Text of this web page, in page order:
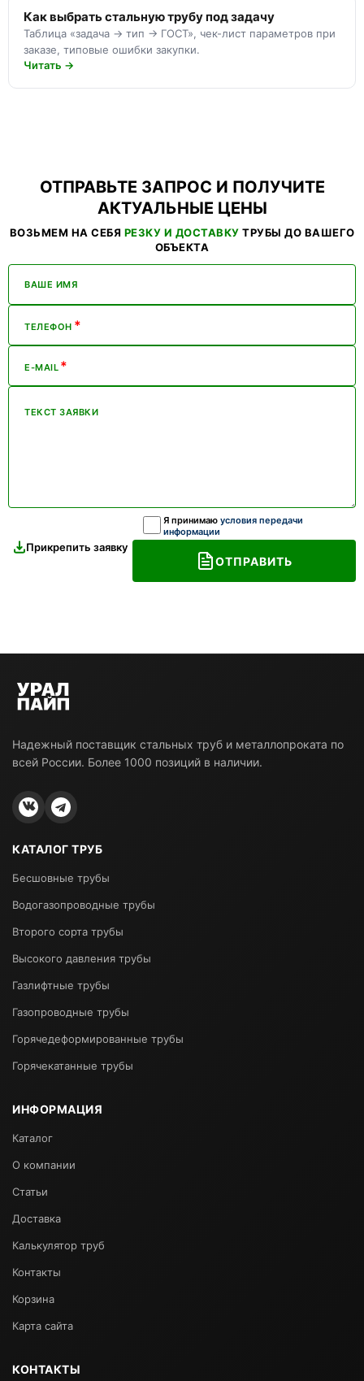
Как выбрать стальную трубу под задачу
Таблица «задача → тип → ГОСТ», чек-лист параметров при
заказе, типовые ошибки закупки.
Читать →
ОТПРАВЬТЕ ЗАПРОС И ПОЛУЧИТЕ
АКТУАЛЬНЫЕ ЦЕНЫ
ВОЗЬМЕМ НА СЕБЯ РЕЗКУ И ДОСТАВКУ ТРУБЫ ДО ВАШЕГО
ОБЪЕКТА
ВАШЕ ИМЯ
ТЕЛЕФОН *
E-MAIL *
ТЕКСТ ЗАЯВКИ
Прикрепить заявку
Я принимаю условия передачи
информации
ОТПРАВИТЬ
Надежный поставщик стальных труб и металлопроката по
всей России. Более 1000 позиций в наличии.
КАТАЛОГ ТРУБ
Бесшовные трубы
Водогазопроводные трубы
Второго сорта трубы
Высокого давления трубы
Газлифтные трубы
Газопроводные трубы
Горячедеформированные трубы
Горячекатанные трубы
ИНФОРМАЦИЯ
Каталог
О компании
Статьи
Доставка
Калькулятор труб
Контакты
Корзина
Карта сайта
КОНТАКТЫ